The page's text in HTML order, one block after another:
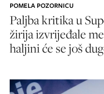
POMELA POZORNICU
Paljba kritika u
žirija izvrijeđale
haljini će se još